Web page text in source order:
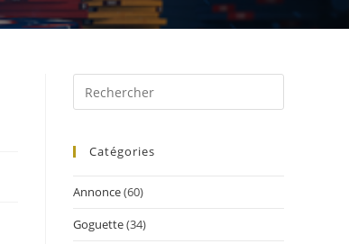
Catégories
Annonce(60)
Goguette(34)